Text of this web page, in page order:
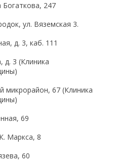
Богаткова, 247
ул. Вяземская 3.
д. 3, каб. 111
д. 3 (Клиника
микрорайон, 67 (Клиника
69
Маркса, 8
60